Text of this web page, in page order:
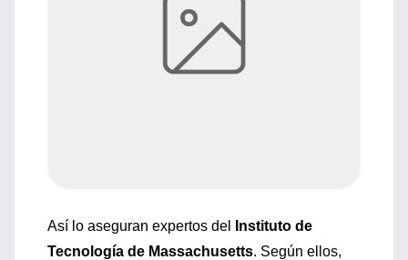
Así lo aseguran expertos del
Instituto de
Tecnología de Massachusetts. Según ellos,